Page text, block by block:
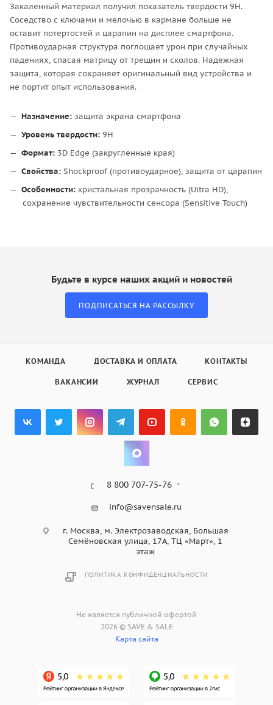
Закаленный материал получил показатель твердости 9H.
Соседство с ключами и мелочью в кармане больше не
оставит потертостей и царапин на дисплее смартфона.
Противоударная структура поглощает урон при случайных
падениях, спасая матрицу от трещин и сколов. Надежная
защита, которая сохраняет оригинальный вид устройства и
не портит опыт использования.
Назначение: защита экрана смартфона
Уровень твердости: 9H
Формат: 3D Edge (закругленные края)
Свойства: Shockproof (противоударное), защита от царапин
Особенности: кристальная прозрачность (Ultra HD),
сохранение чувствительности сенсора (Sensitive Touch)
Будьте в курсе наших акций и новостей
ПОДПИСАТЬСЯ НА РАССЫЛКУ
КОМАНДА ДОСТАВКА И ОПЛАТА КОНТАКТЫ
ВАКАНСИИ ЖУРНАЛ СЕРВИС
8 800 707-75-76
info@savensale.ru
г. Москва, м. Электрозаводская, Большая
Семёновская улица, 17А, ТЦ «Март», 1
этаж
ПОЛИТИКА КОНФИДЕНЦИАЛЬНОСТИ
Не является публичной офертой
2026 © SAVE & SALE
Карта сайта